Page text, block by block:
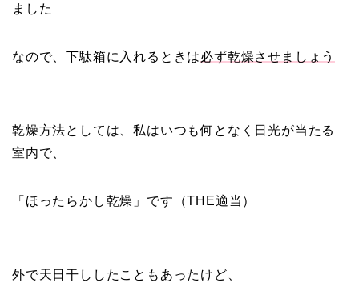
ました
なので、下駄箱に入れるときは必ず乾燥させましょう
乾燥方法としては、私はいつも何となく日光が当たる
室内で、
「ほったらかし乾燥」です（THE適当）
外で天日干ししたこともあったけど、